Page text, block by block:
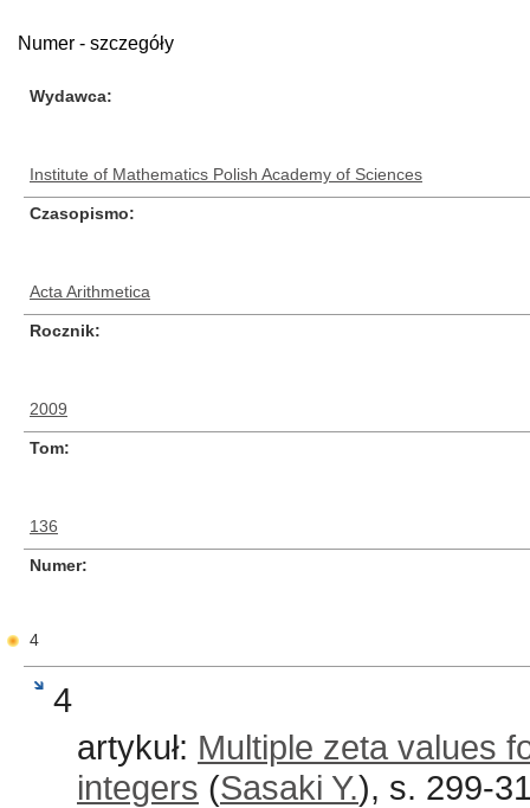
Numer - szczegóły
Wydawca
Institute of Mathematics Polish Academy of Sciences
Czasopismo
Acta Arithmetica
Rocznik
2009
Tom
136
Numer
4
4
artykuł: Multiple zeta values
integers (Sasaki Y.), s. 299-